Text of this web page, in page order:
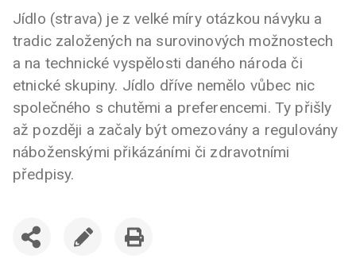
Jídlo (strava) je z velké míry otázkou návyku a
tradic založených na surovinových možnostech
a na technické vyspělosti daného národa či
etnické skupiny. Jídlo dříve nemělo vůbec nic
společného s chutěmi a preferencemi. Ty přišly
až později a začaly být omezovány a regulovány
náboženskými přikázáními či zdravotními
předpisy.